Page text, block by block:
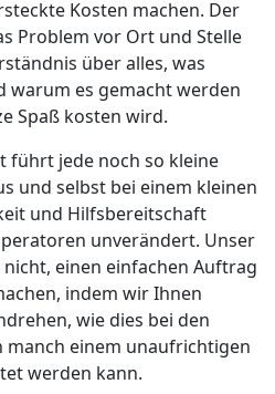
Kosten machen. Der
Problem vor Ort und Stelle
über alles, was
warum es gemacht werden
Spaß kosten wird.
führt jede noch so kleine
und selbst bei einem kleinen
und Hilfsbereitschaft
unverändert. Unser
einen einfachen Auftrag
indem wir Ihnen
wie dies bei den
einem unaufrichtigen
werden kann.